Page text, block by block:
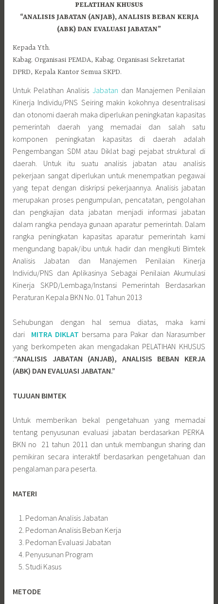
PELATIHAN KHUSUS
“ANALISIS JABATAN (ANJAB), ANALISIS BEBAN KERJA
(ABK) DAN EVALUASI JABATAN”
Kepada Yth.
Kabag. Organisasi PEMDA, Kabag. Organisasi Sekretariat
DPRD, Kepala Kantor Semua SKPD.
Untuk Pelatihan Analisis Jabatan dan Manajemen Penilaian
Kinerja Individu/PNS Seiring makin kokohnya desentralisasi
dan otonomi daerah maka diperlukan peningkatan kapasitas
pemerintah daerah yang memadai dan salah satu
komponen peningkatan kapasitas di daerah adalah
Pengembangan SDM atau Diklat bagi pejabat struktural di
daerah. Untuk itu suatu analisis jabatan atau analisis
pekerjaan sangat diperlukan untuk menempatkan pegawai
yang tepat dengan diskripsi pekerjaannya. Analisis jabatan
merupakan proses pengumpulan, pencatatan, pengolahan
dan pengkajian data jabatan menjadi informasi jabatan
dalam rangka pendaya gunaan aparatur pemerintah. Dalam
rangka peningkatan kapasitas aparatur pemerintah kami
mengundang bapak/ibu untuk hadir dan mengikuti Bimtek
Analisis Jabatan dan Manajemen Penilaian Kinerja
Individu/PNS dan Aplikasinya Sebagai Penilaian Akumulasi
Kinerja SKPD/Lembaga/Instansi Pemerintah Berdasarkan
Peraturan Kepala BKN No. 01 Tahun 2013
Sehubungan dengan hal semua diatas, maka kami
dari MITRA DIKLAT bersama para Pakar dan Narasumber
yang berkompeten akan mengadakan PELATIHAN KHUSUS
:“ANALISIS JABATAN (ANJAB), ANALISIS BEBAN KERJA
(ABK) DAN EVALUASI JABATAN.”
TUJUAN BIMTEK
Untuk memberikan bekal pengetahuan yang memadai
tentang penyusunan evaluasi jabatan berdasarkan PERKA
BKN no 21 tahun 2011 dan untuk membangun sharing dan
pemikiran secara interaktif berdasarkan pengetahuan dan
pengalaman para peserta.
MATERI
Pedoman Analisis Jabatan
Pedoman Analisis Beban Kerja
Pedoman Evaluasi Jabatan
Penyusunan Program
Studi Kasus
METODE